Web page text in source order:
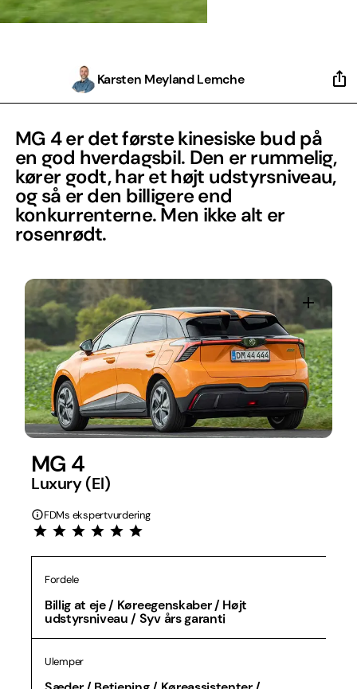
Karsten Meyland Lemche
MG 4 er det første kinesiske bud på
en god hverdagsbil. Den er rummelig,
kører godt, har et højt udstyrsniveau,
og så er den billigere end
konkurrenterne. Men ikke alt er
rosenrødt.
MG 4
Luxury (El)
FDMs ekspertvurdering
Fordele
Billig at eje / Køreegenskaber / Højt
udstyrsniveau / Syv års garanti
Ulemper